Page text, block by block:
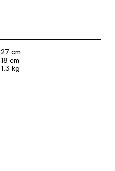
27 cm
18 cm
1.3 kg